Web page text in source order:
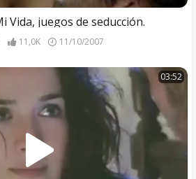
Vida, juegos de seducción.
11,0K 11/10/2007
03:52